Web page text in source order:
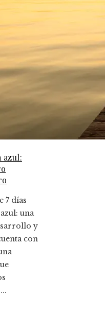
azul:
7 días
una
y
con